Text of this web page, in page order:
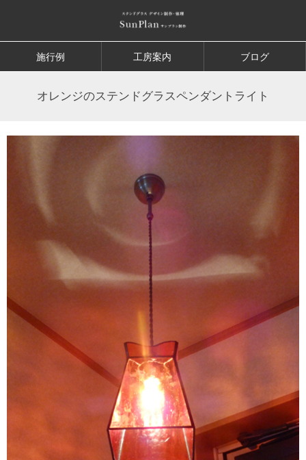
施行例 工房案内 ブログ
オレンジのステンドグラスペンダントライト